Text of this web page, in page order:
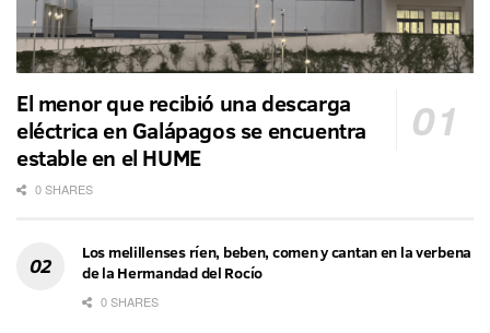
El menor que recibió una descarga
eléctrica en Galápagos se encuentra
estable en el HUME
0 SHARES
Los melillenses ríen, beben, comen y cantan en la verbena
de la Hermandad del Rocío
0 SHARES